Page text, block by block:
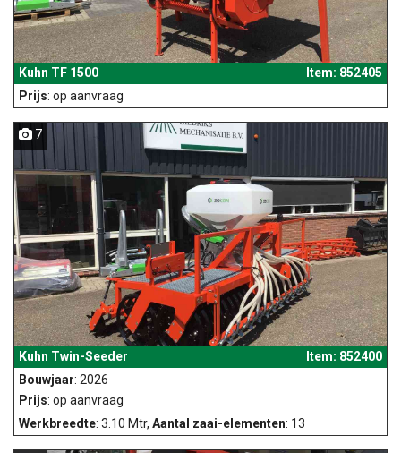
Kuhn TF 1500
Item: 852405
Prijs: op aanvraag
7
Kuhn Twin-Seeder
Item: 852400
Bouwjaar: 2026
Prijs: op aanvraag
Werkbreedte: 3.10 Mtr, Aantal zaai-elementen: 13